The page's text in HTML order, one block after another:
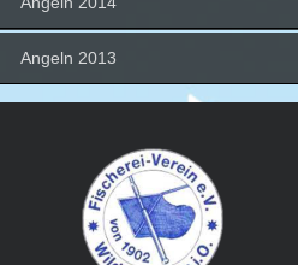
Angeln 2013